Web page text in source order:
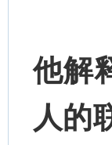
他解
人的